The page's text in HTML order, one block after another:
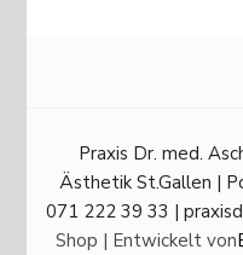
Praxis Dr. med.
Ästhetik St.Gallen |
071 222 39 33 |
Shop | Entwickelt von